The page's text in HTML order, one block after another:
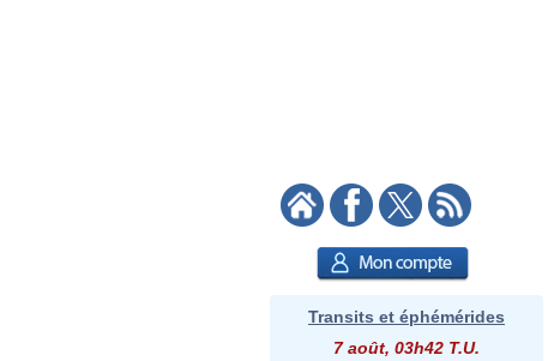
Transits et éphémérides
7 août, 03h42 T.U.